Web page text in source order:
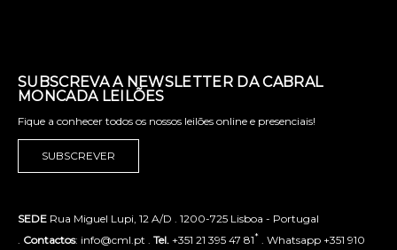
SUBSCREVA A NEWSLETTER DA CABRAL
MONCADA LEILÕES
Fique a conhecer todos os nossos leilões online e presenciais!
SUBSCREVER
SEDE Rua Miguel Lupi, 12 A/D . 1200-725 Lisboa - Portugal
Contactos: info@cml.pt . Tel. +351 21 395 47 81* . Whatsapp +351 910